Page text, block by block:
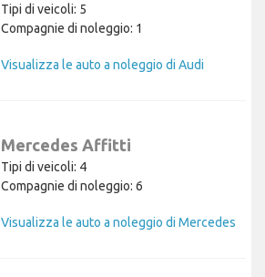
Tipi di veicoli: 5
Compagnie di noleggio: 1
Visualizza le auto a noleggio di Audi
Mercedes Affitti
Tipi di veicoli: 4
Compagnie di noleggio: 6
Visualizza le auto a noleggio di Mercedes